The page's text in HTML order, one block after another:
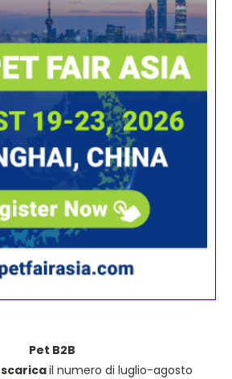
Pet B2B
scaricail numero di luglio-agosto